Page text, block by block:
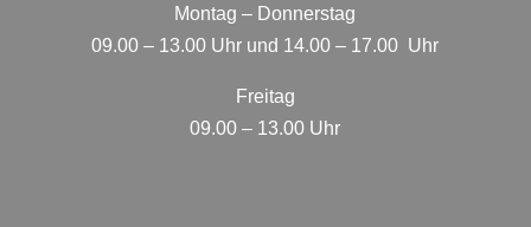
Montag – Donnerstag
09.00 – 13.00 Uhr und 14.00 – 17.00 Uhr
Freitag
09.00 – 13.00 Uhr